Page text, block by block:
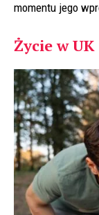
momentu jego
Życie w UK